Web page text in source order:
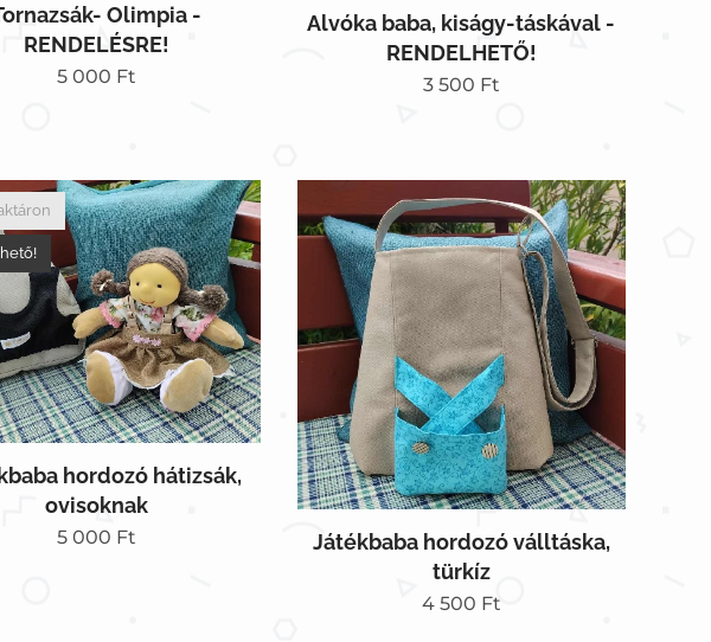
Olimpia -
RENDELÉSRE!
5 000 Ft
Alvóka baba, kiságy-táskával -
RENDELHETŐ!
3 500 Ft
hordozó hátizsák,
ovisoknak
5 000 Ft
Játékbaba hordozó válltáska,
türkíz
4 500 Ft